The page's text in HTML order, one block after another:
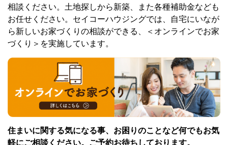
相談ください。土地探しから新築、また各種補助金なども
お任せください。セイコーハウジングでは、自宅にいなが
ら新しいお家づくりの相談ができる、＜オンラインでお家
づくり＞を実施しています。
住まいに関する気になる事、お困りのことなど何でもお気
軽にご相談ください。ご予約お待ちしております。